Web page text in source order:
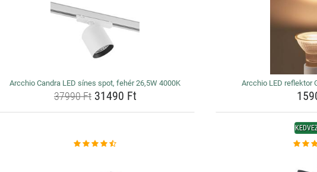
Arcchio Candra LED sínes spot, fehér 26,5W 4000K
37990 Ft31490 Ft
Arcchio LED reflektor